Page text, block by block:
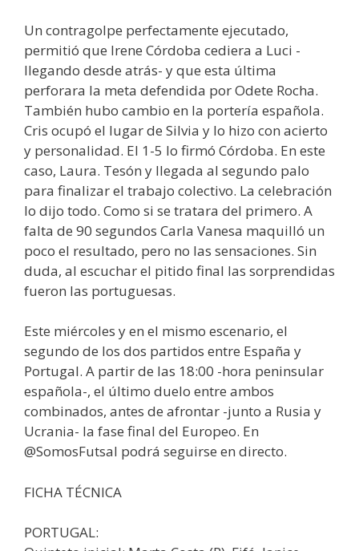
Un contragolpe perfectamente ejecutado,
permitió que Irene Córdoba cediera a Luci -
llegando desde atrás- y que esta última
perforara la meta defendida por Odete Rocha.
También hubo cambio en la portería española.
Cris ocupó el lugar de Silvia y lo hizo con acierto
y personalidad. El 1-5 lo firmó Córdoba. En este
caso, Laura. Tesón y llegada al segundo palo
para finalizar el trabajo colectivo. La celebración
lo dijo todo. Como si se tratara del primero. A
falta de 90 segundos Carla Vanesa maquilló un
poco el resultado, pero no las sensaciones. Sin
duda, al escuchar el pitido final las sorprendidas
fueron las portuguesas.
Este miércoles y en el mismo escenario, el
segundo de los dos partidos entre España y
Portugal. A partir de las 18:00 -hora peninsular
española-, el último duelo entre ambos
combinados, antes de afrontar -junto a Rusia y
Ucrania- la fase final del Europeo. En
@SomosFutsal podrá seguirse en directo.
FICHA TÉCNICA
PORTUGAL: